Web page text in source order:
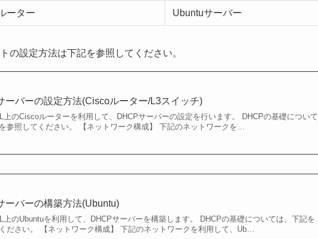
ーター Ubuntuサーバー
の設定方法は下記を参照してください。
ーバーの設定方法(Ciscoルーター/L3スイッチ)
上のCiscoルーターを利用して、DHCPサーバーの設定を行います。 DHCPの基礎について
参照してください。 【ネットワーク構成】 下記のネットワークを…
ーバーの構築方法(Ubuntu)
上のUbuntuを利用して、DHCPサーバーを構築します。 DHCPの基礎については、下記を
ださい。 【ネットワーク構成】 下記のネットワークを利用して、Ub…